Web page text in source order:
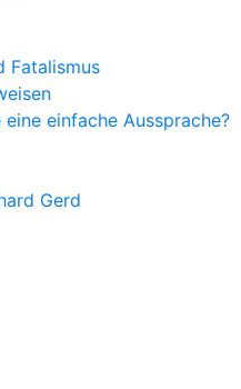
Fatalismus
einfache Aussprache?
Gerd